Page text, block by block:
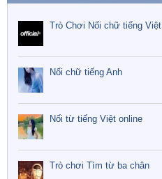
Trò Chơi Nối chữ tiếng Việt
Nối chữ tiếng Anh
Nối từ tiếng Việt online
Trò chơi Tìm từ ba chân